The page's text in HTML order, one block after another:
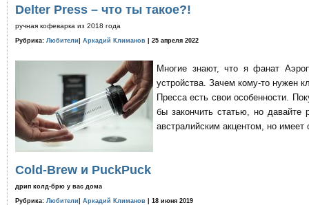
Delter Press – что ты такое?!
ручная кофеварка из 2018 года
Рубрика: Любители Аркадий Климанов | 25 апреля 2022
Многие знают, что я фанат
устройства. Зачем кому-то нужен
Пресса есть свои особенности.
бы закончить статью, но давайте
австралийским акцентом, но имеет
Cold-Brew и PuckPuck
дрип колд-брю у вас дома
Рубрика: Любители Аркадий Климанов | 18 июня 2019